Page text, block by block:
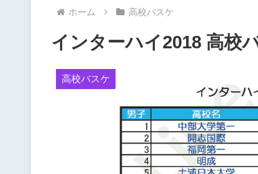
ホーム 高校バスケ
インターハイ2018 高校
高校バスケ